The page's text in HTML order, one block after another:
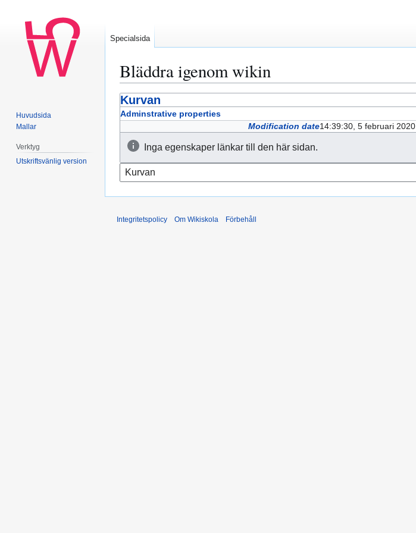
Bläddra igenom wikin
Hoppa
till
Hoppa
till
Kurvan
Adminstrative properties
Modification date14:39:30, 5 februari 2020
Inga egenskaper länkar till den här sidan.
Specialsida
Huvudsida
Mallar
Verktyg
Utskriftsvänlig version
Integritetspolicy Om Wikiskola Förbehåll